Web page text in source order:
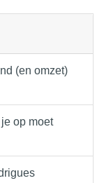
(en omzet)
op moet